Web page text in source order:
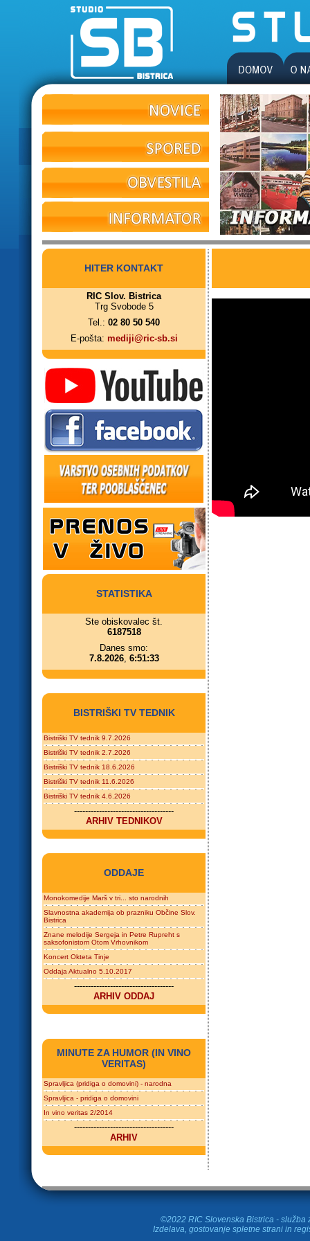
HITER KONTAKT
RIC Slov. Bistrica
Trg Svobode 5
Tel.: 02 80 50 540
E-pošta: mediji@ric-sb.si
STATISTIKA
Ste obiskovalec št.
6187518
Danes smo:
7.8.2026, 6:51:33
BISTRIŠKI TV TEDNIK
Bistriški TV tednik 9.7.2026
Bistriški TV tednik 2.7.2026
Bistriški TV tednik 18.6.2026
Bistriški TV tednik 11.6.2026
Bistriški TV tednik 4.6.2026
------------------------------------
ARHIV TEDNIKOV
ODDAJE
Monokomedije Marš v tri... sto narodnih
Slavnostna akademija ob prazniku Občine Slov.
Bistrica
Znane melodije Sergeja in Petre Rupreht s
saksofonistom Otom Vrhovnikom
Koncert Okteta Tinje
Oddaja Aktualno 5.10.2017
------------------------------------
ARHIV ODDAJ
MINUTE ZA HUMOR (IN VINO
VERITAS)
Spravljica (pridiga o domovini) - narodna
Spravljica - pridiga o domovini
In vino veritas 2/2014
------------------------------------
ARHIV
©2022 RIC Slovenska Bistrica - služba
Izdelava, gostovanje spletne strani in